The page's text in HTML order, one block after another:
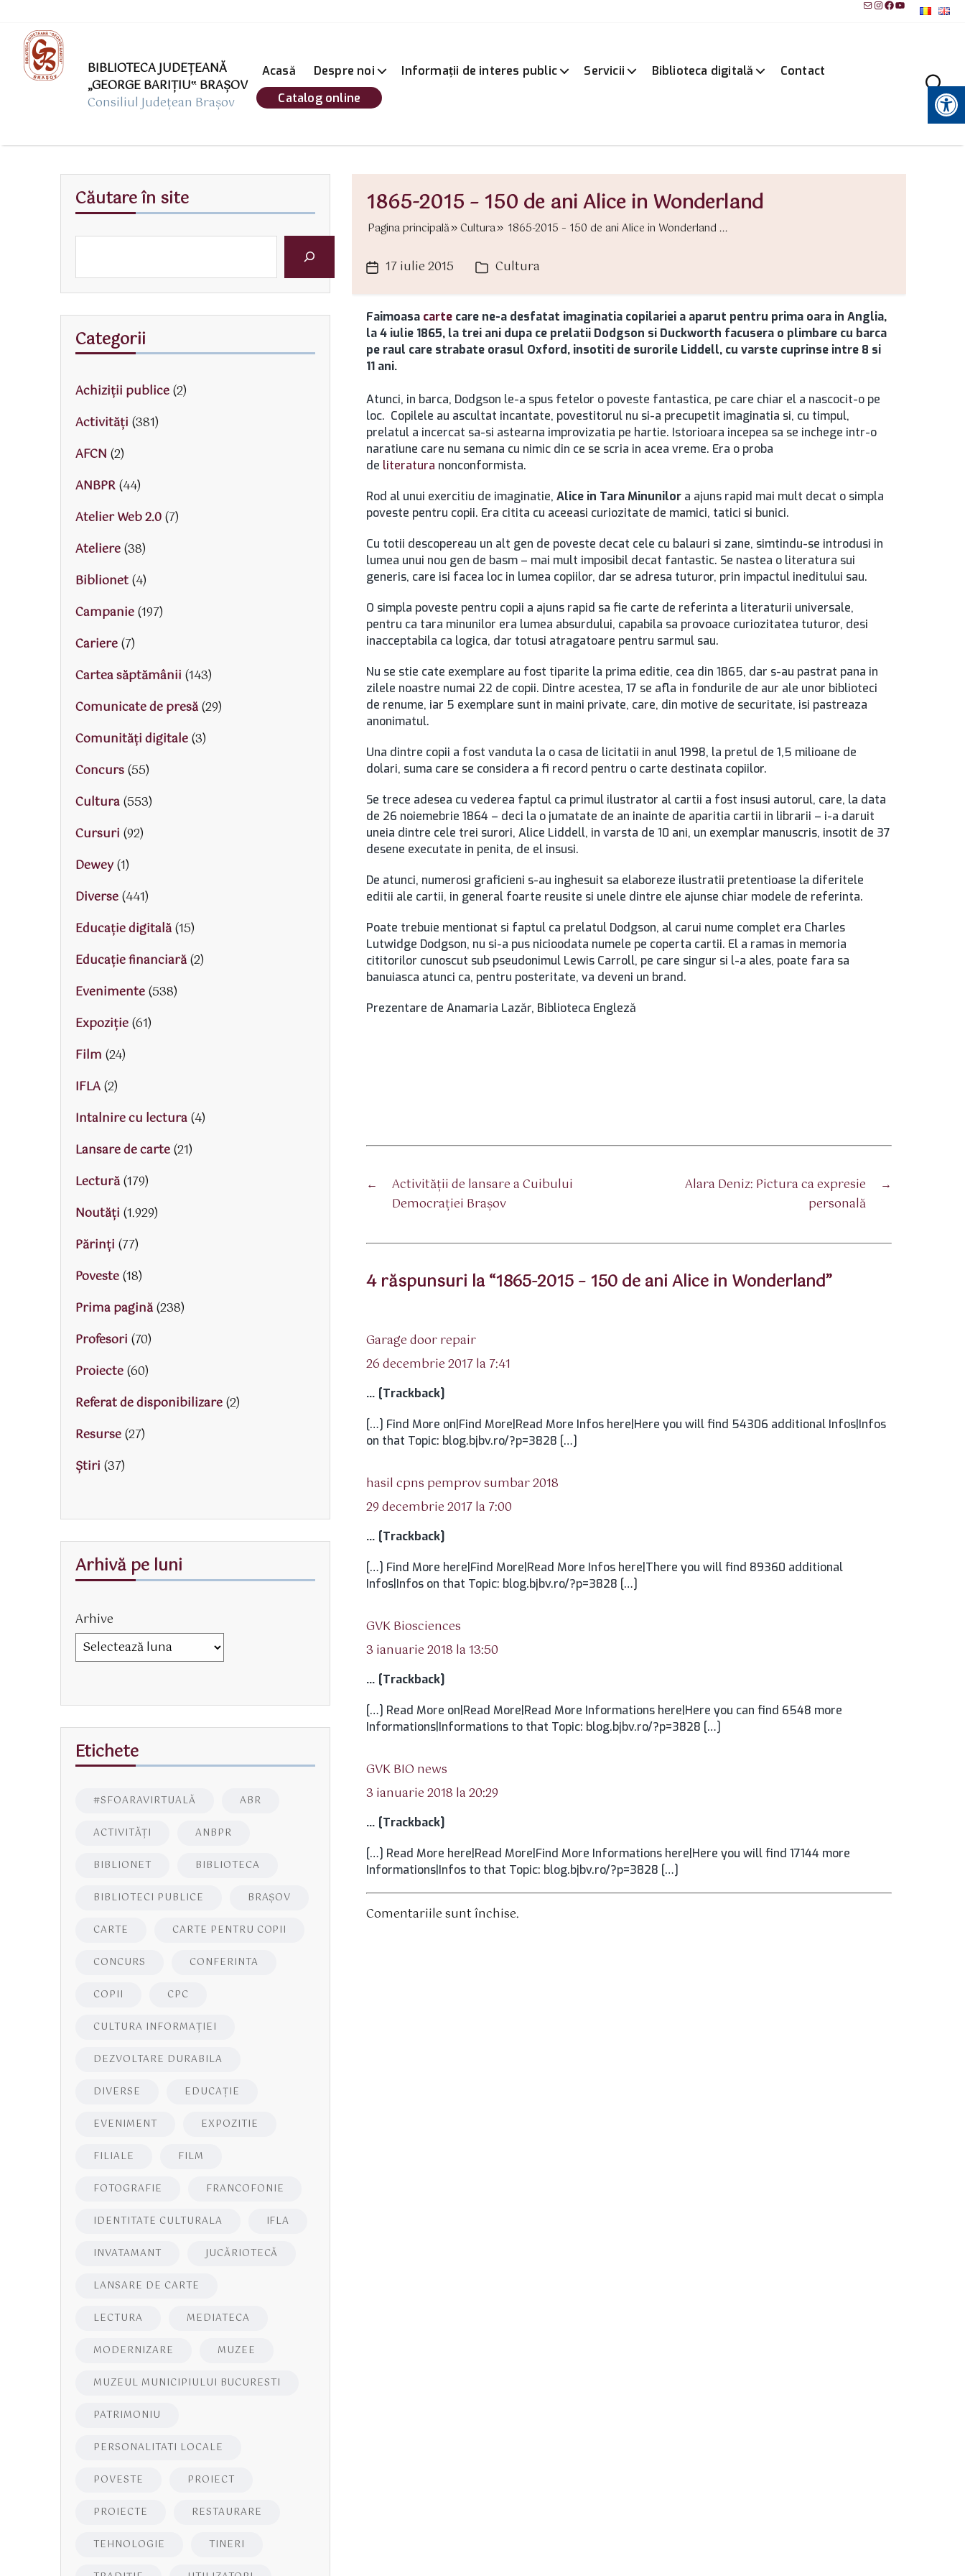
MailInstagram
Facebook
YouTube
BIBLIOTECA JUDEȚEANĂ
„GEORGE BARIŢIU‟ BRAŞOV
Consiliul Județean Brașov
Acasă Despre noi Informații de interes public Servicii Biblioteca digitală
Contact
Catalog online
Instrumente pentru accesibilitate
1865-2015 – 150 de ani Alice in Wonderland
Pagina principală Cultura 1865-2015 – 150 de ani Alice in Wonderland ...
Dată17 iulie 2015 Categorii
Cultura
Faimoasa carte care ne-a desfatat imaginatia copilariei a aparut pentru prima oara in Anglia,
la 4 iulie 1865, la trei ani dupa ce prelatii Dodgson si Duckworth facusera o plimbare cu barca
pe raul care strabate orasul Oxford, insotiti de surorile Liddell, cu varste cuprinse intre 8 si
11 ani.
Atunci, in barca, Dodgson le-a spus fetelor o poveste fantastica, pe care chiar el a nascocit-o pe
loc. Copilele au ascultat incantate, povestitorul nu si-a precupetit imaginatia si, cu timpul,
prelatul a incercat sa-si astearna improvizatia pe hartie. Istorioara incepea sa se inchege intr-o
naratiune care nu semana cu nimic din ce se scria in acea vreme. Era o proba
de literatura nonconformista.
Rod al unui exercitiu de imaginatie, Alice in Tara Minunilor a ajuns rapid mai mult decat o simpla
poveste pentru copii. Era citita cu aceeasi curiozitate de mamici, tatici si bunici.
Cu totii descopereau un alt gen de poveste decat cele cu balauri si zane, simtindu-se introdusi in
lumea unui nou gen de basm – mai mult imposibil decat fantastic. Se nastea o literatura sui
generis, care isi facea loc in lumea copiilor, dar se adresa tuturor, prin impactul ineditului sau.
O simpla poveste pentru copii a ajuns rapid sa fie carte de referinta a literaturii universale,
pentru ca tara minunilor era lumea absurdului, capabila sa provoace curiozitatea tuturor, desi
inacceptabila ca logica, dar totusi atragatoare pentru sarmul sau.
Nu se stie cate exemplare au fost tiparite la prima editie, cea din 1865, dar s-au pastrat pana in
zilele noastre numai 22 de copii. Dintre acestea, 17 se afla in fondurile de aur ale unor biblioteci
de renume, iar 5 exemplare sunt in maini private, care, din motive de securitate, isi pastreaza
anonimatul.
Una dintre copii a fost vanduta la o casa de licitatii in anul 1998, la pretul de 1,5 milioane de
dolari, suma care se considera a fi record pentru o carte destinata copiilor.
Se trece adesea cu vederea faptul ca primul ilustrator al cartii a fost insusi autorul, care, la data
de 26 noiemebrie 1864 – deci la o jumatate de an inainte de aparitia cartii in librarii – i-a daruit
uneia dintre cele trei surori, Alice Liddell, in varsta de 10 ani, un exemplar manuscris, insotit de 37
desene executate in penita, de el insusi.
De atunci, numerosi graficieni s-au inghesuit sa elaboreze ilustratii pretentioase la diferitele
editii ale cartii, in general foarte reusite si unele dintre ele ajunse chiar modele de referinta.
Poate trebuie mentionat si faptul ca prelatul Dodgson, al carui nume complet era Charles
Lutwidge Dodgson, nu si-a pus nicioodata numele pe coperta cartii. El a ramas in memoria
cititorilor cunoscut sub pseudonimul Lewis Carroll, pe care singur si l-a ales, poate fara sa
banuiasca atunci ca, pentru posteritate, va deveni un brand.
Prezentare de Anamaria Lazăr, Biblioteca Engleză
←
Activităţii de lansare a Cuibului
Democraţiei Braşov
→
Alara Deniz: Pictura ca expresie
personală
4 răspunsuri la “1865-2015 – 150 de ani Alice in Wonderland”
Garage door repairspune:
26 decembrie 2017 la 7:41
… [Trackback]
[…] Find More on|Find More|Read More Infos here|Here you will find 54306 additional Infos|Infos
on that Topic: blog.bjbv.ro/?p=3828 […]
hasil cpns pemprov sumbar 2018
29 decembrie 2017 la 7:00
… [Trackback]
[…] Find More here|Find More|Read More Infos here|There you will find 89360 additional
Infos|Infos on that Topic: blog.bjbv.ro/?p=3828 […]
GVK Biosciences
3 ianuarie 2018 la 13:50
… [Trackback]
[…] Read More on|Read More|Read More Informations here|Here you can find 6548 more
Informations|Informations to that Topic: blog.bjbv.ro/?p=3828 […]
GVK BIO news
3 ianuarie 2018 la 20:29
… [Trackback]
[…] Read More here|Read More|Find More Informations here|Here you will find 17144 more
Informations|Infos to that Topic: blog.bjbv.ro/?p=3828 […]
Comentariile sunt închise.
Căutare în site
Categorii
Achiziții publice(2)
Activităţi (381)
AFCN (2)
ANBPR(44)
Atelier Web 2.0(7)
Ateliere(38)
Biblionet(4)
Campanie(197)
Cariere(7)
Cartea săptămânii (143)
Comunicate de presă(29)
Comunități digitale(3)
Concurs(55)
Cultura(553)
Cursuri (92)
Dewey(1)
Diverse(441)
Educaţie digitală(15)
Educaţie financiară(2)
Evenimente(538)
Expoziție(61)
Film (24)
IFLA(2)
Intalnire cu lectura(4)
Lansare de carte(21)
Lectură(179)
Noutăți (1.929)
Părinţi (77)
Poveste(18)
Prima pagină(238)
Profesori (70)
Proiecte(60)
Referat de disponibilizare(2)
Resurse(27)
Știri (37)
Arhivă pe luni
Arhive
Etichete
#SFOARAVIRTUALĂ ABR
ACTIVITĂŢI ANBPR
BIBLIONET BIBLIOTECA
BIBLIOTECI PUBLICE BRAŞOV
CARTE CARTE PENTRU COPII
CONCURS CONFERINTA
COPII CPC
CULTURA INFORMAŢIEI
DEZVOLTARE DURABILA
DIVERSE EDUCAŢIE
EVENIMENT EXPOZITIE
FILIALE FILM
FOTOGRAFIE FRANCOFONIE
IDENTITATE CULTURALA IFLA
INVATAMANT JUCĂRIOTECĂ
LANSARE DE CARTE
LECTURA MEDIATECA
MODERNIZARE MUZEE
MUZEUL MUNICIPIULUI BUCURESTI
PATRIMONIU
PERSONALITATI LOCALE
POVESTE PROIECT
PROIECTE RESTAURARE
TEHNOLOGIE TINERI